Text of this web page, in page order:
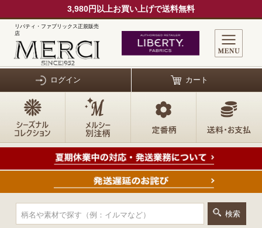
3,980円以上お買い上げで送料無料
リバティ・ファブリックス正規販売
店
ログイン カート